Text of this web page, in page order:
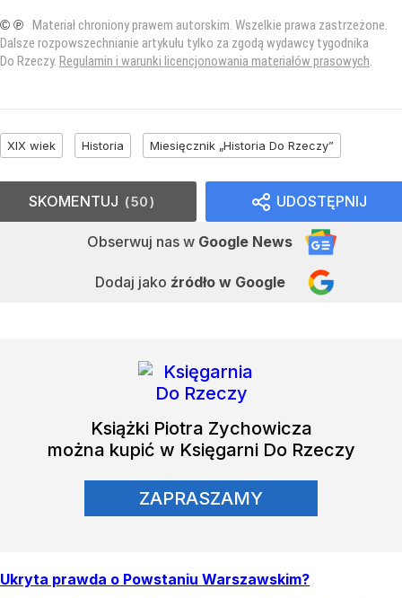
© ℗ Materiał chroniony prawem autorskim. Wszelkie prawa zastrzeżone.
Dalsze rozpowszechnianie artykułu tylko za zgodą wydawcy tygodnika
Do Rzeczy. Regulamin i warunki licencjonowania materiałów prasowych.
XIX wiek Historia Miesięcznik „Historia Do Rzeczy”
UDOSTĘPNIJ
Obserwuj nas w Google News
Dodaj jako źródło w Google
SKOMENTUJ 50
Książki Piotra Zychowicza
można kupić w Księgarni Do Rzeczy
ZAPRASZAMY
Ukryta prawda o Powstaniu Warszawskim?